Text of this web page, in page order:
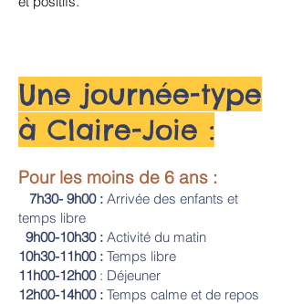
Une journée-type
à Claire-Joie :
Pour les moins de 6 ans :
7h30- 9h00 : Arrivée des enfants et
temps libre
9h00-10h30 : Activité du matin
10h30-11h00 : Temps libre
11h00-12h00: Déjeuner
12h00-14h00 : Temps calme et de repos